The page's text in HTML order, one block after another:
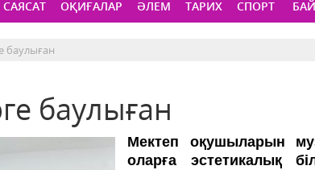
САЯСАТ ОҚИҒАЛАР ӘЛЕМ ТАРИХ СПОРТ
баулыған
баулыған
Мектеп оқушыларын
оларға эстетикалық